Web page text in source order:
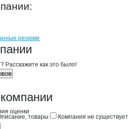
:
ВторИндустрия"
резюме
ООО
Расскажите как это было!
оценки
связи о неточностях
товары Компания не существует